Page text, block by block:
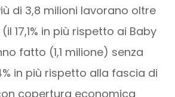
di 3,8 milioni lavorano oltre
17,1% in più rispetto ai Baby
fatto (1,1 milione) senza
in più rispetto alla fascia di
copertura economica